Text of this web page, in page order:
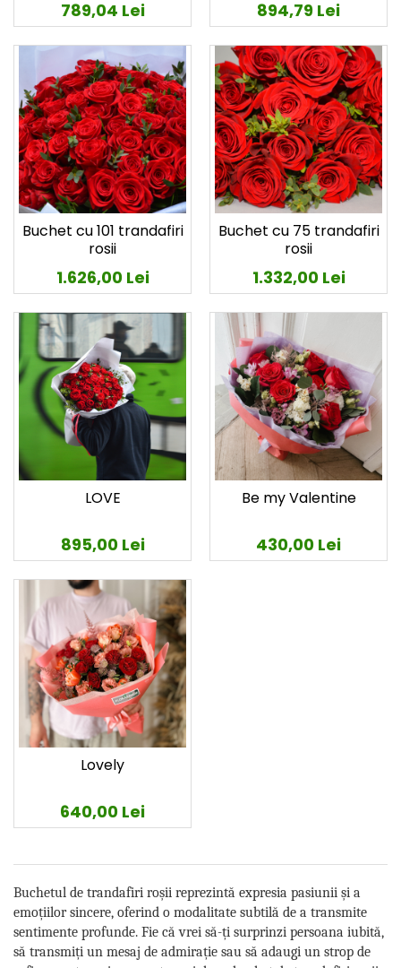
789,04 Lei 894,79 Lei
Buchet cu 101 trandafiri
rosii
1.626,00 Lei
Buchet cu 75 trandafiri
rosii
1.332,00 Lei
LOVE
895,00 Lei
Be my Valentine
430,00 Lei
Lovely
640,00 Lei
Buchetul de trandafiri roșii reprezintă expresia pasiunii și a
emoțiilor sincere, oferind o modalitate subtilă de a transmite
sentimente profunde. Fie că vrei să-ți surprinzi persoana iubită,
să transmiți un mesaj de admirație sau să adaugi un strop de